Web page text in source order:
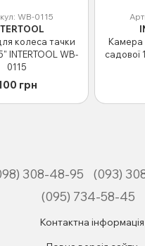
WB-0115
колеса тачки
INTERTOOL WB-
0115
грн
Камера
садової
308-48-95
(093)
(095) 734-58-45
Контактна інформація